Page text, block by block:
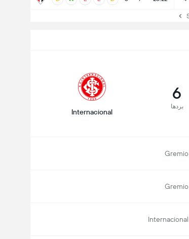
6
بردها
Internacional
Gremio
Gremio
Internacional